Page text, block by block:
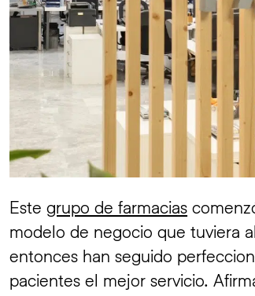
Estegrupo de farmacias
modelo de negocio que tuviera
entonces han seguido
pacientes el mejor servicio.